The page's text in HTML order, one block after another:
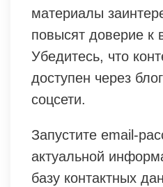
материалы
повысят доверие к
Убедитесь, что
доступен через
соцсети.
Запустите email-
актуальной
базу контактных